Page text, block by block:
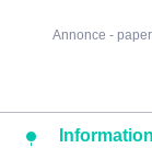
Annonce -